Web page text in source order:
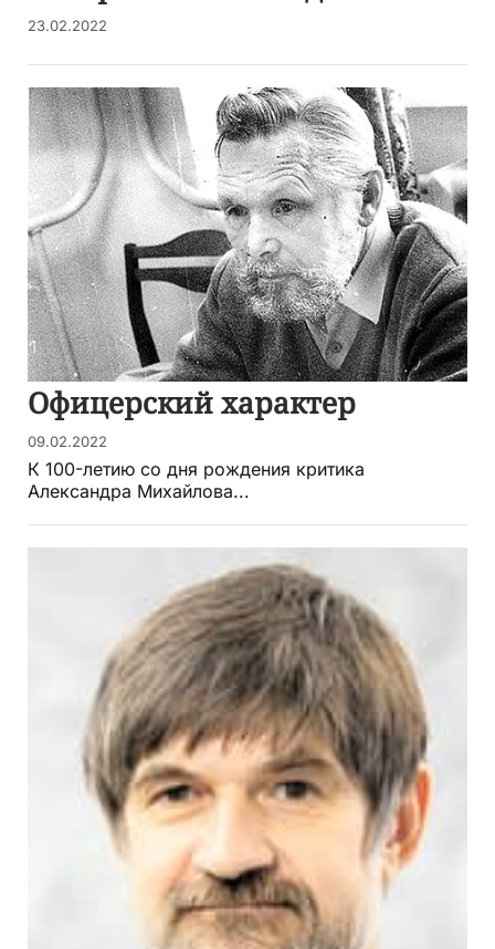
23.02.2022
Офицерский характер
09.02.2022
К 100-летию со дня рождения критика
Александра Михайлова...